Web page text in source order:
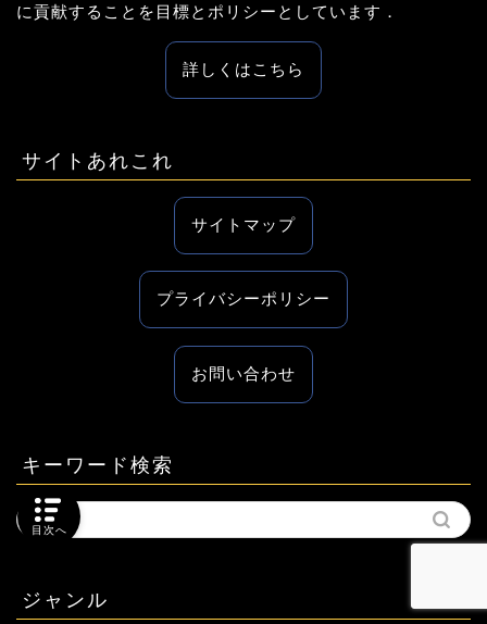
に貢献することを目標とポリシーとしています．
詳しくはこちら
サイトあれこれ
サイトマップ
プライバシーポリシー
お問い合わせ
キーワード検索
ジャンル
目次へ